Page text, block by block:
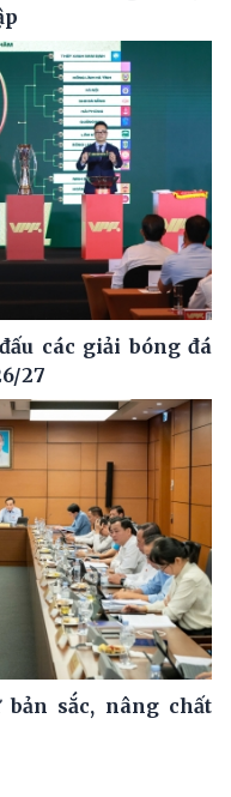
các giải bóng đá
27
bản sắc, nâng chất